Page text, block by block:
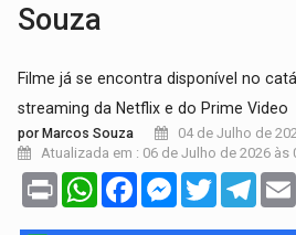
Souza
Filme já se encontra disponível no
streaming da Netflix e do Prime Video
por Marcos Souza
04 de Julho de
Atualizada em : 06 de Julho de 2026 às
Print WhatsAppFacebookMessenger
Twitter